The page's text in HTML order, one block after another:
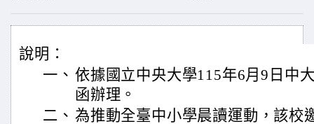
說明：
一、 依據國立中央大學115年6月9日中
函辦理。
二、 為推動全臺中小學晨讀運動，該校